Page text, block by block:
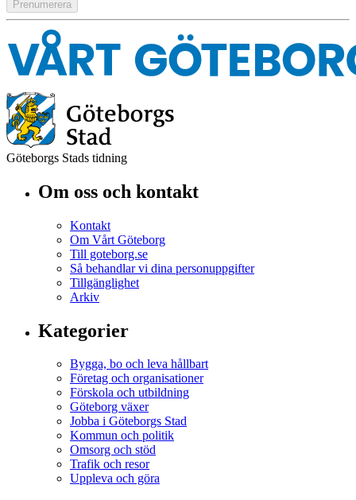
Göteborgs Stads tidning
Om oss och kontakt
Kontakt
Om Vårt Göteborg
Till goteborg.se
Så behandlar vi dina personuppgifter
Tillgänglighet
Arkiv
Kategorier
Bygga, bo och leva hållbart
Företag och organisationer
Förskola och utbildning
Göteborg växer
Jobba i Göteborgs Stad
Kommun och politik
Omsorg och stöd
Trafik och resor
Uppleva och göra